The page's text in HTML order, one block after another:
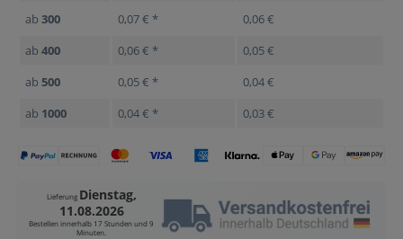
ab 300 0,07 € *
0,06 €
ab 400 0,06 € *
0,05 €
ab 500 0,05 € *
0,04 €
ab 1000 0,04 € * 0,03 €
Lieferung Dienstag,
11.08.2026
Bestellen innerhalb 17 Stunden und 9
Minuten.